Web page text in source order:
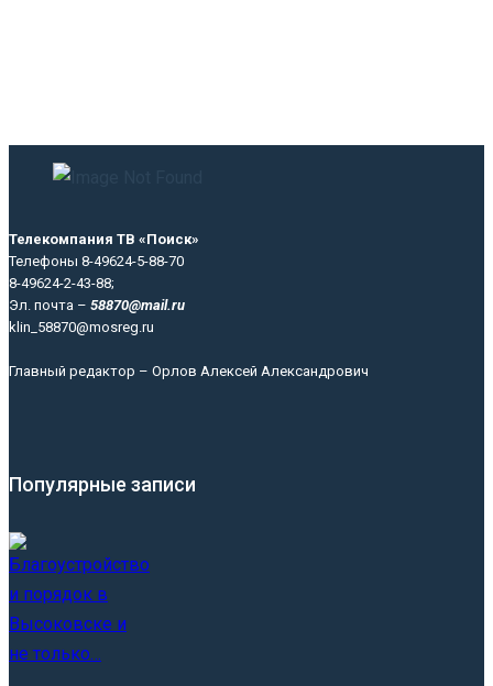
Телекомпания ТВ «Поиск»
Телефоны 8-49624-5-88-70
8-49624-2-43-88;
Эл. почта – 58870@mail.ru
klin_58870@mosreg.ru
Главный редактор – Орлов Алексей Александрович
Популярные записи